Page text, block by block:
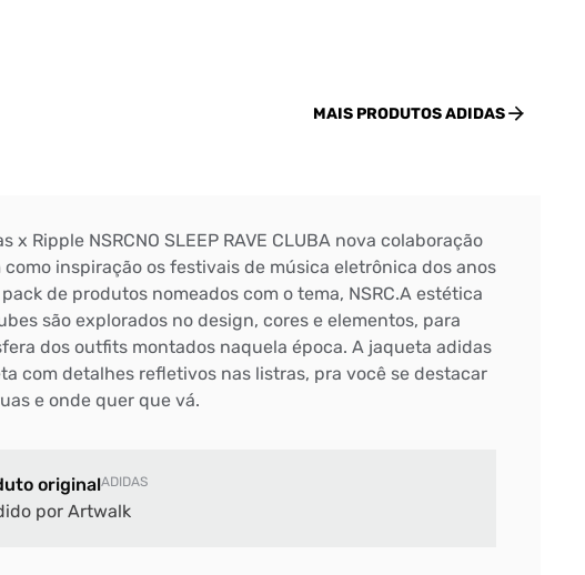
MAIS PRODUTOSADIDAS
x Ripple NSRCNO SLEEP RAVE CLUBA nova colaboração
inspiração os festivais de música eletrônica dos anos
de produtos nomeados com o tema, NSRC.A estética
são explorados no design, cores e elementos, para
dos outfits montados naquela época. A jaqueta adidas
com detalhes refletivos nas listras, pra você se destacar
e onde quer que vá.
originalADIDAS
por Artwalk